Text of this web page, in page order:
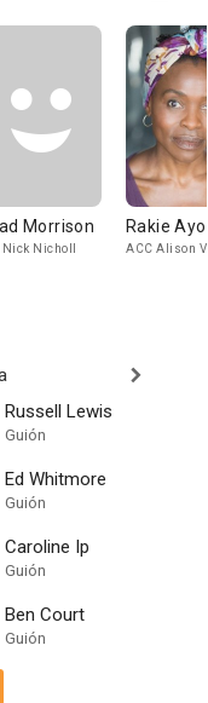
Morrison
Nick Nicholl
Rakie
ACC Alison
Russell Lewis
Guión
Ed Whitmore
Guión
Caroline Ip
Guión
Ben Court
Guión